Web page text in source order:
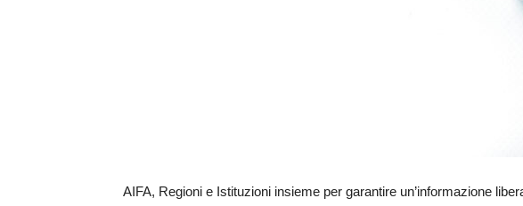
AIFA, Regioni e Istituzioni insieme per garantire un’informazione